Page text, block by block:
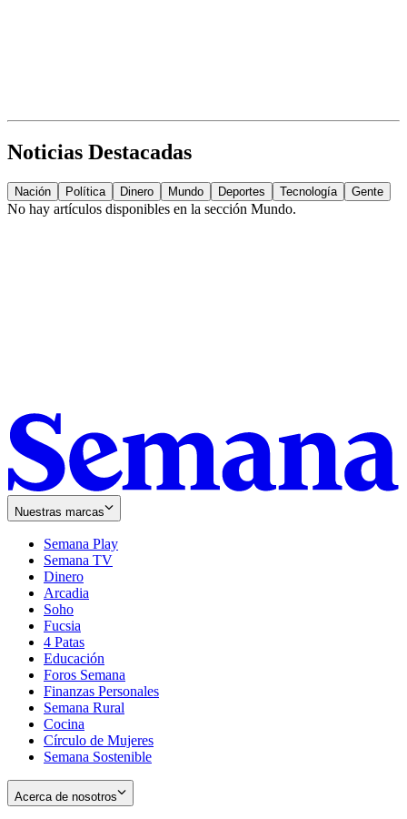
Noticias Destacadas
Nación Política Dinero Mundo Deportes Tecnología Gente
No hay artículos disponibles en la sección Mundo.
Nuestras marcas
Semana Play
Semana TV
Dinero
Arcadia
Soho
in
new
window
Fucsia
in
new
window
4 Patas
Educación
Foros Semana
Finanzas Personales
Semana Rural
Cocina
Círculo de Mujeres
Semana Sostenible
Acerca de nosotros